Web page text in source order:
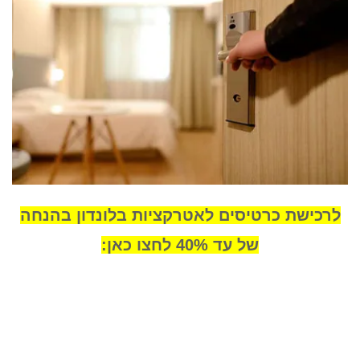
לרכישת כרטיסים לאטרקציות בלונדון בהנחה
של עד 40% לחצו כאן: